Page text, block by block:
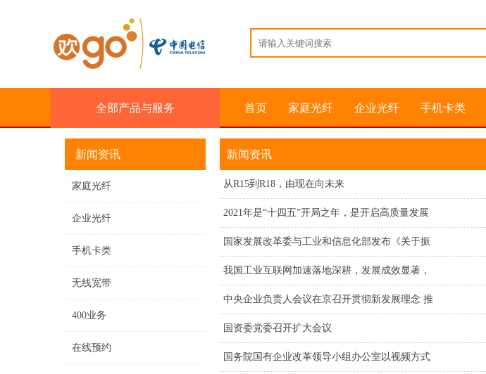
全部产品与服务 首页 家庭光纤 企业光纤 手机卡类
新闻资讯
从R15到R18，由现在向未来
2021年是“十四五”开局之年，是开启高质量发展
国家发展改革委与工业和信息化部发布《关于振
我国工业互联网加速落地深耕，发展成效显著，
中央企业负责人会议在京召开贯彻新发展理念 推
国资委党委召开扩大会议
国务院国有企业改革领导小组办公室以视频方式
新闻资讯
家庭光纤
企业光纤
手机卡类
无线宽带
400业务
在线预约